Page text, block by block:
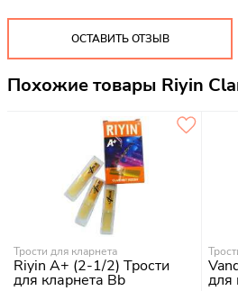
ОСТАВИТЬ ОТЗЫВ
Похожие товары Riyin
Трости для кларнета
Riyin A+ (2-1/2) Трости
для кларнета Bb для